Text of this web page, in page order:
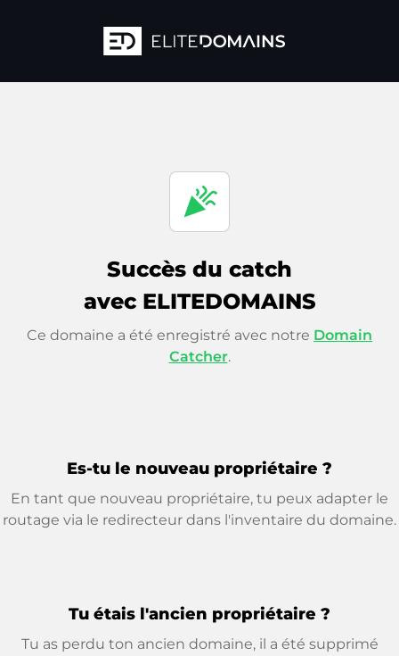
celebration
Succès du catch
avec ELITEDOMAINS
Ce domaine a été enregistré avec notre Domain
Catcher.
Es-tu le nouveau propriétaire ?
En tant que nouveau propriétaire, tu peux adapter le
routage via le redirecteur dans l'inventaire du domaine.
Tu étais l'ancien propriétaire ?
Tu as perdu ton ancien domaine, il a été supprimé